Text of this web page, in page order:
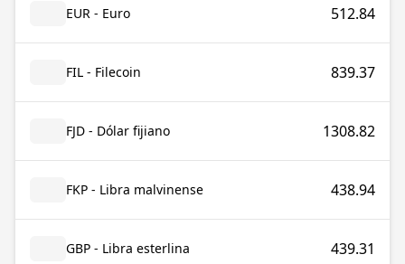
EUR - Euro 512.84
FIL - Filecoin 839.37
FJD - Dólar fijiano 1308.82
FKP - Libra malvinense 438.94
GBP - Libra esterlina 439.31